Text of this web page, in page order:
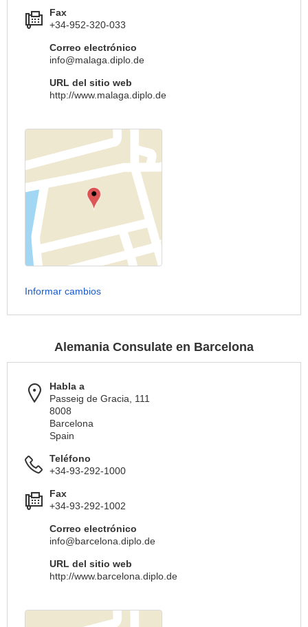
Fax
+34-952-320-033
Correo electrónico
info@malaga.diplo.de
URL del sitio web
http://www.malaga.diplo.de
Informar cambios
Alemania Consulate en Barcelona
Habla a
Passeig de Gracia, 111
8008
Barcelona
Spain
Teléfono
+34-93-292-1000
Fax
+34-93-292-1002
Correo electrónico
info@barcelona.diplo.de
URL del sitio web
http://www.barcelona.diplo.de